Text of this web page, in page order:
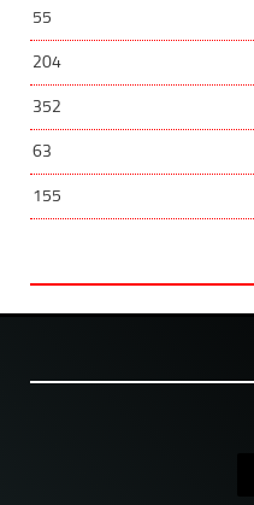
55
204
352
63
155